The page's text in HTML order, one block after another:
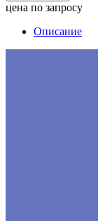
цена по запросу
Описание